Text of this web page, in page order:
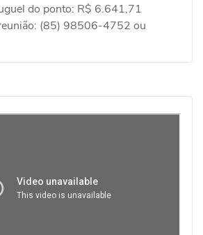
do ponto: R$ 6.641,71
(85) 98506-4752 ou